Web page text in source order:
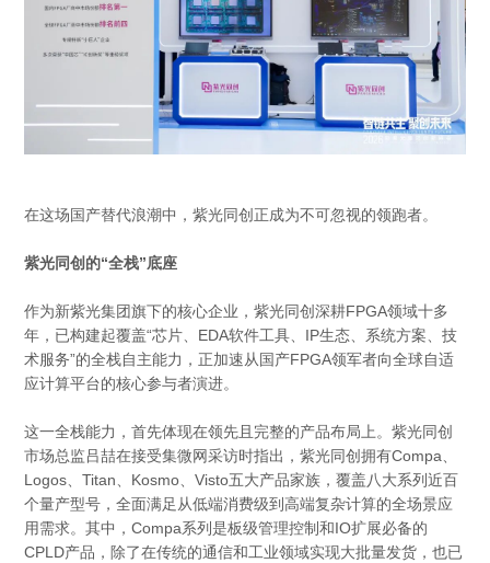
在这场国产替代浪潮中，紫光同创正成为不可忽视的领跑者。
紫光同创的“全栈”底座
作为新紫光集团旗下的核心企业，紫光同创深耕FPGA领域十多
年，已构建起覆盖“芯片、EDA软件工具、IP生态、系统方案、技
术服务”的全栈自主能力，正加速从国产FPGA领军者向全球自适
应计算平台的核心参与者演进。
这一全栈能力，首先体现在领先且完整的产品布局上。紫光同创
市场总监吕喆在接受集微网采访时指出，紫光同创拥有Compa、
Logos、Titan、Kosmo、Visto五大产品家族，覆盖八大系列近百
个量产型号，全面满足从低端消费级到高端复杂计算的全场景应
用需求。其中，Compa系列是板级管理控制和IO扩展必备的
CPLD产品，除了在传统的通信和工业领域实现大批量发货，也已